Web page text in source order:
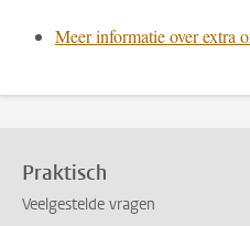
Meer informatie over extra
Praktisch
Veelgestelde vragen